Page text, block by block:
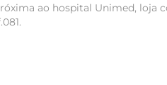
ao hospital Unimed, loja